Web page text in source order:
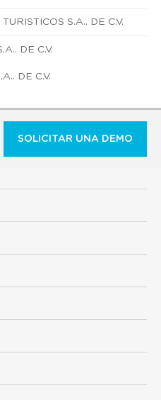
S.A.. DE C.V.
DE C.V.
DE C.V.
SOLICITAR UNA DEMO